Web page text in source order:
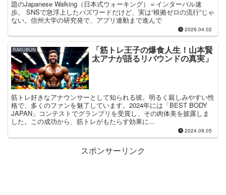
題のJapanese Walking（日本式ウォーキング）＝インターバル速
歩。 SNSで急浮上したバズワードだけど、実は“根拠ゼロの流行”じゃ
ない。信州大学の研究発で、アプリ連動まで進んで
2026.04.02
RAKUBUN 「筋トレ王子の爆食人生！山本賢
太アナが語るリバウンドの真実」
筋トレ好きなアナウンサーとして知られる彼。明るく親しみやすい性
格で、多くのファンを魅了しています。2024年には「BEST BODY
JAPAN」コンテストでグランプリを受賞し、その肉体美を披露しま
した。この成功から、筋トレがもたらす効果に...
2024.09.05
スポンサーリンク